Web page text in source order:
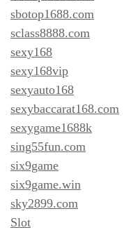
sbotop1688.com
sclass8888.com
sexy168
sexy168vip
sexyauto168
sexybaccarat168.com
sexygame1688k
sing55fun.com
six9game
six9game.win
sky2899.com
Slot